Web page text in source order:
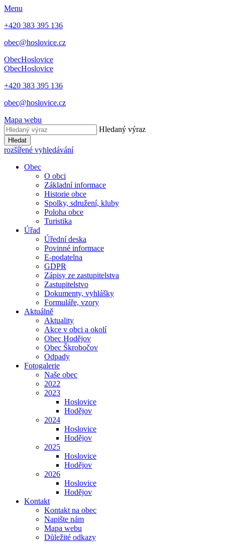
Menu
+420 383 395 136
obec@hoslovice.cz
ObecHoslovice
ObecHoslovice
+420 383 395 136
obec@hoslovice.cz
Mapa webu
Hledaný výraz
Hledat
rozšířené vyhledávání
Obec
O obci
Základní informace
Historie obce
Spolky, sdružení, kluby
Poloha obce
Turistika
Úřad
Úřední deska
Povinné informace
E-podatelna
GDPR
Zápisy ze zastupitelstva
Zastupitelstvo
Dokumenty, vyhlášky
Formuláře, vzory
Aktuálně
Aktuality
Akce v obci a okolí
Obec Hodějov
Obec Škrobočov
Odpady
Fotogalerie
Naše obec
2022
2023
Hoslovice
Hodějov
2024
Hoslovice
Hodějov
2025
Hoslovice
Hodějov
2026
Hoslovice
Hodějov
Kontakt
Kontakt na obec
Napište nám
Mapa webu
Důležité odkazy